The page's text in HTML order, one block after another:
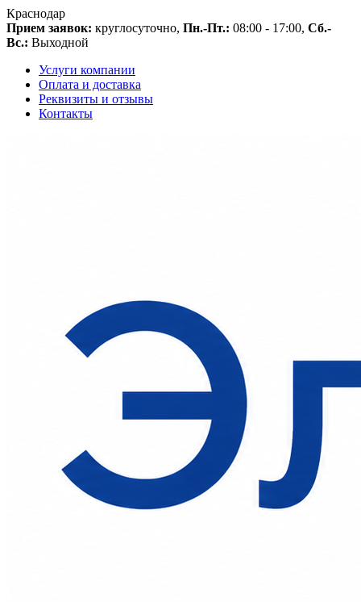
Краснодар
Прием заявок: круглосуточно, Пн.-Пт.: 08:00 - 17:00, Сб.-
Вс.: Выходной
Услуги компании
Оплата и доставка
Реквизиты и отзывы
Контакты